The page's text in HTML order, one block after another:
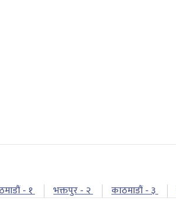
- १ भक्तपुर - २ काठमाडौं - ३